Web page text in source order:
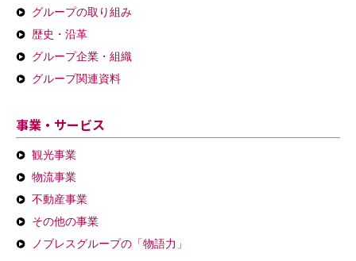
グループの取り組み
歴史・沿革
グループ企業・組織
グループ関連資料
事業・サービス
観光事業
物流事業
不動産事業
その他の事業
ノブレスグループの「物語力」